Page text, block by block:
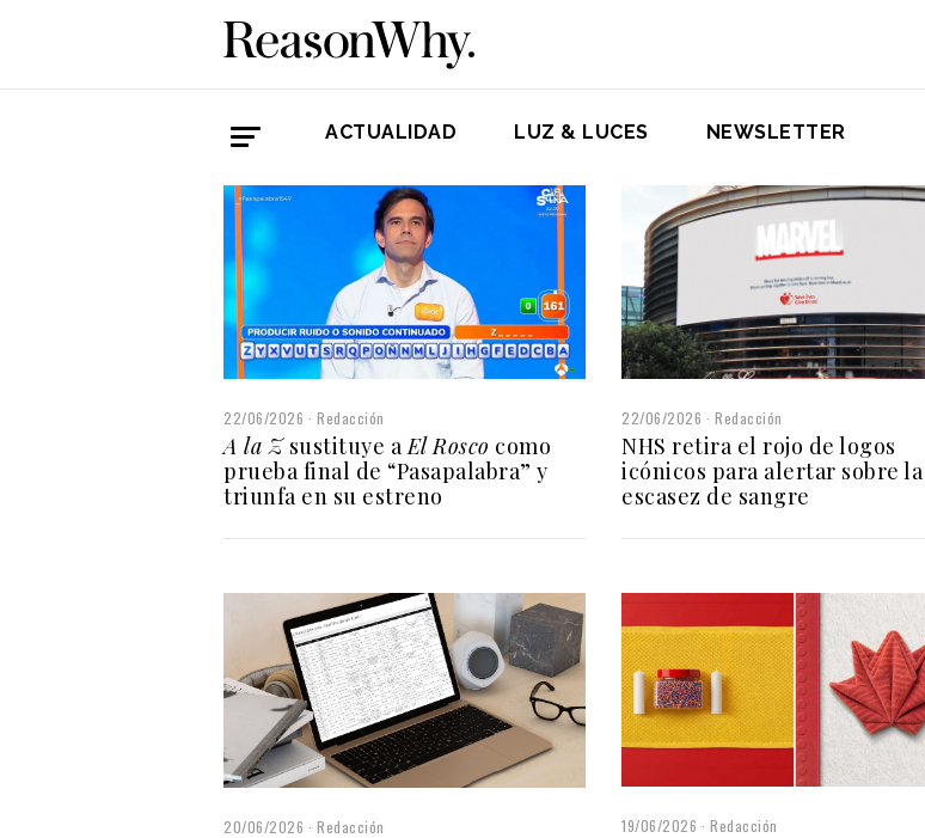
ACTUALIDAD LUZ & LUCES NEWSLETTER
22/06/2026 Redacción
A la Zsustituye aEl Rosco como
prueba final de “Pasapalabra” y
triunfa en su estreno
22/06/2026 Redacción
NHS retira el rojo de logos
icónicos para alertar sobre la
escasez de sangre
20/06/2026 Redacción 19/06/2026 Redacción